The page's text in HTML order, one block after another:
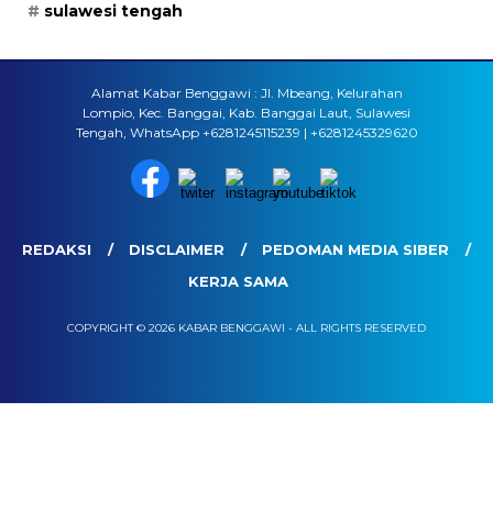
sulawesi tengah
Alamat Kabar Benggawi : Jl. Mbeang, Kelurahan
Lompio, Kec. Banggai, Kab. Banggai Laut, Sulawesi
Tengah, WhatsApp +6281245115239 | +6281245329620
REDAKSI DISCLAIMER
PEDOMAN MEDIA SIBER
KERJA SAMA
COPYRIGHT © 2026 KABAR BENGGAWI - ALL RIGHTS RESERVED